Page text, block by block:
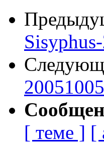
[ теме ] [